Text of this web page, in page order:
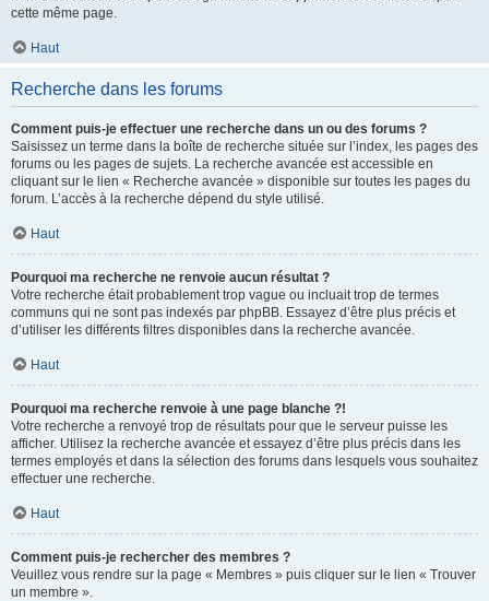
cette même page.
Haut
Recherche dans les forums
Comment puis-je effectuer une recherche dans un ou des forums ?
Saisissez un terme dans la boîte de recherche située sur l’index, les pages des
forums ou les pages de sujets. La recherche avancée est accessible en
cliquant sur le lien « Recherche avancée » disponible sur toutes les pages du
forum. L’accès à la recherche dépend du style utilisé.
Haut
Pourquoi ma recherche ne renvoie aucun résultat ?
Votre recherche était probablement trop vague ou incluait trop de termes
communs qui ne sont pas indexés par phpBB. Essayez d’être plus précis et
d’utiliser les différents filtres disponibles dans la recherche avancée.
Haut
Pourquoi ma recherche renvoie à une page blanche ?!
Votre recherche a renvoyé trop de résultats pour que le serveur puisse les
afficher. Utilisez la recherche avancée et essayez d’être plus précis dans les
termes employés et dans la sélection des forums dans lesquels vous souhaitez
effectuer une recherche.
Haut
Comment puis-je rechercher des membres ?
Veuillez vous rendre sur la page « Membres » puis cliquer sur le lien « Trouver
un membre ».